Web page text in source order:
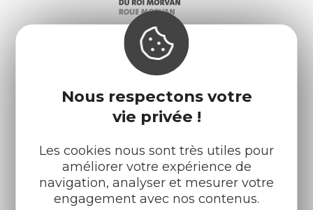
Nous respectons votre
vie privée !
Les cookies nous sont très utiles pour
améliorer votre expérience de
navigation, analyser et mesurer votre
engagement avec nos contenus.
Nos brochures
Retrouvez-nous sur :
Espace pro Partenaires